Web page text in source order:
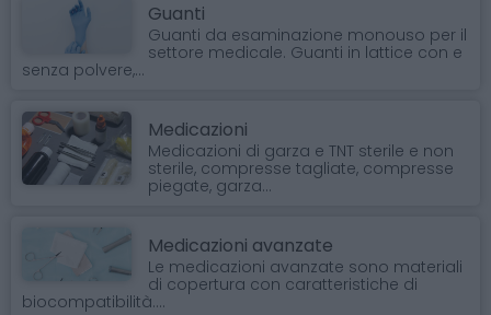
Guanti
Guanti da esaminazione monouso per il
settore medicale. Guanti in lattice con e
senza polvere,...
Medicazioni
Medicazioni di garza e TNT sterile e non
sterile, compresse tagliate, compresse
piegate, garza...
Medicazioni avanzate
Le medicazioni avanzate sono materiali
di copertura con caratteristiche di
biocompatibilità....